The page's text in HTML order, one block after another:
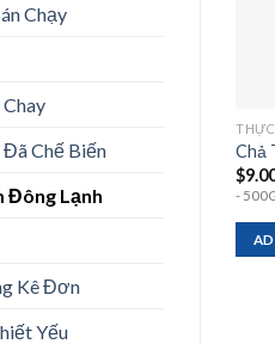
Chạy
Chế Biến
Đông Lạnh
Kê Đơn
Yếu
Chả
$
-
Xúc Xích Heo Phô Mai NL